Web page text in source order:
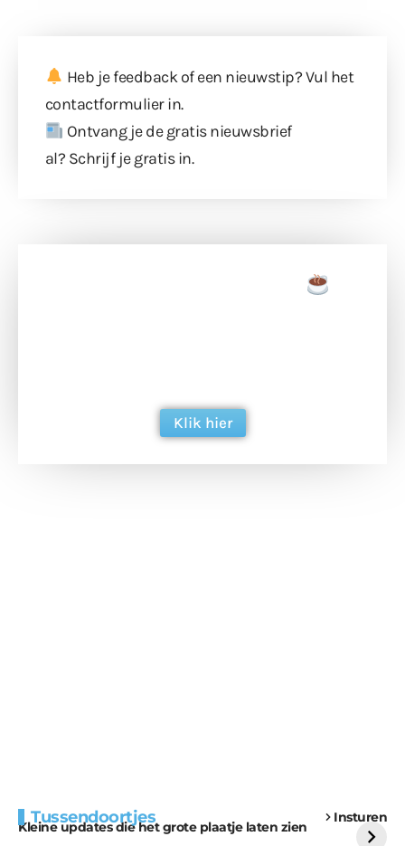
Heb je feedback of een nieuwstip? Vul het
contactformulierin.
Ontvang je de gratis nieuwsbrief
al? Schrijf je gratis in.
Klik hier
Tussendoortjes Insturen
Kleine updates die het grote plaatje laten zien
voor kabouters
uitdaging